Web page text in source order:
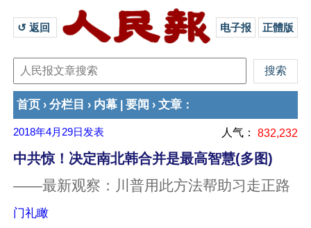
↺ 返回 电子报 正體版
首页 › 分栏目 › 内幕 要闻 › 文章 ：
2018年4月29日 发表 人气： 832,232
中共惊！决定南北韩合并是最高智慧(多图)
——最新观察：川普用此方法帮助习走正路
门礼瞰